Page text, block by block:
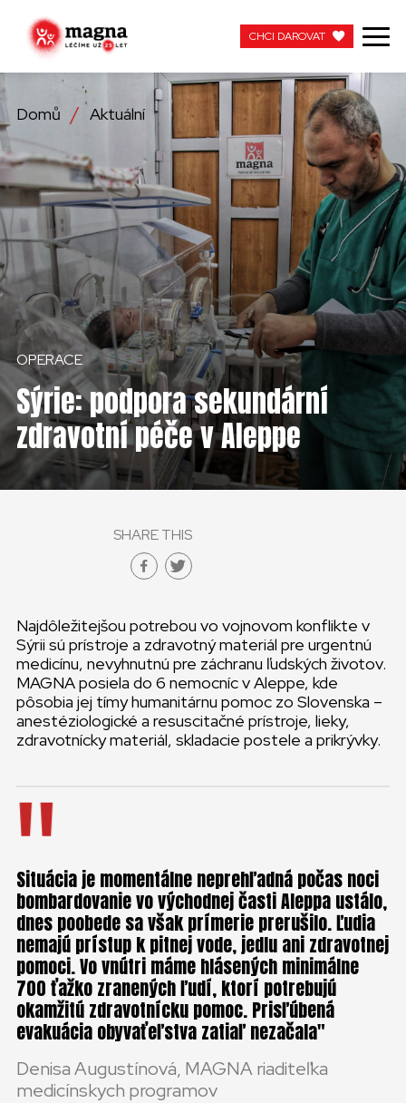
CHCI DAROVAT
NAŠE PRÁCE
O NÁS
AKTUÁLNÍ
ZAPOJTE SE
PRACUJTE S NÁMI
KONTAKTUJTE NÁS
ČESKÁ REPUBLIKA
GLOBAL
ČESKÁ REPUBLIKA
CHCI DAROVAT
Domů Aktuální
OPERACE
Sýrie: podpora sekundární
zdravotní péče v Aleppe
SHARE THIS
Najdôležitejšou potrebou vo vojnovom konflikte v
Sýrii sú prístroje a zdravotný materiál pre urgentnú
medicínu, nevyhnutnú pre záchranu ľudských životov.
MAGNA posiela do 6 nemocníc v Aleppe, kde
pôsobia jej tímy humanitárnu pomoc zo Slovenska –
anestéziologické a resuscitačné prístroje, lieky,
zdravotnícky materiál, skladacie postele a prikrývky.
Situácia je momentálne neprehľadná počas noci
bombardovanie vo východnej časti Aleppa ustálo,
dnes poobede sa však prímerie prerušilo. Ľudia
nemajú prístup k pitnej vode, jedlu ani zdravotnej
pomoci. Vo vnútri máme hlásených minimálne
700 ťažko zranených ľudí, ktorí potrebujú
okamžitú zdravotnícku pomoc. Prisľúbená
evakuácia obyvaťeľstva zatiaľ nezačala
Denisa Augustínová, MAGNA riaditeľka
medicínskych programov